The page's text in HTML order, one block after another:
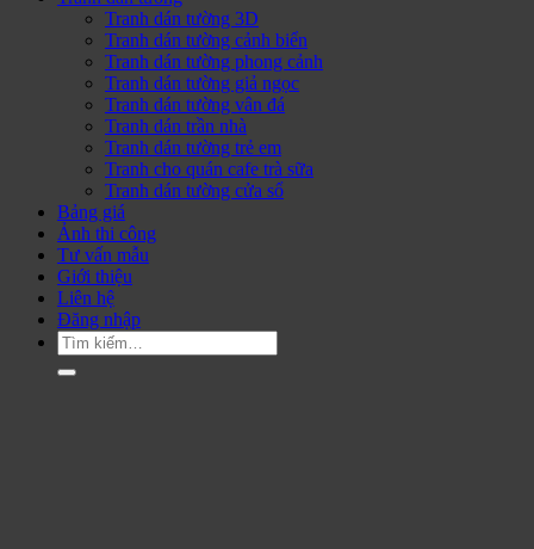
Tranh dán tường 3D
Tranh dán tường cảnh biển
Tranh dán tường phong cảnh
Tranh dán tường giả ngọc
Tranh dán tường vân đá
Tranh dán trần nhà
Tranh dán tường trẻ em
Tranh cho quán cafe trà sữa
Tranh dán tường cửa sổ
Bảng giá
Ảnh thi công
Tư vấn mẫu
Giới thiệu
Liên hệ
Đăng nhập
Tìm
kiếm: